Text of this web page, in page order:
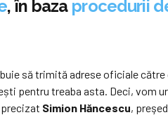
, în baza procedurii
să trimită adrese oficiale
pentru treaba asta. Deci, vom
precizat Simion Hăncescu,